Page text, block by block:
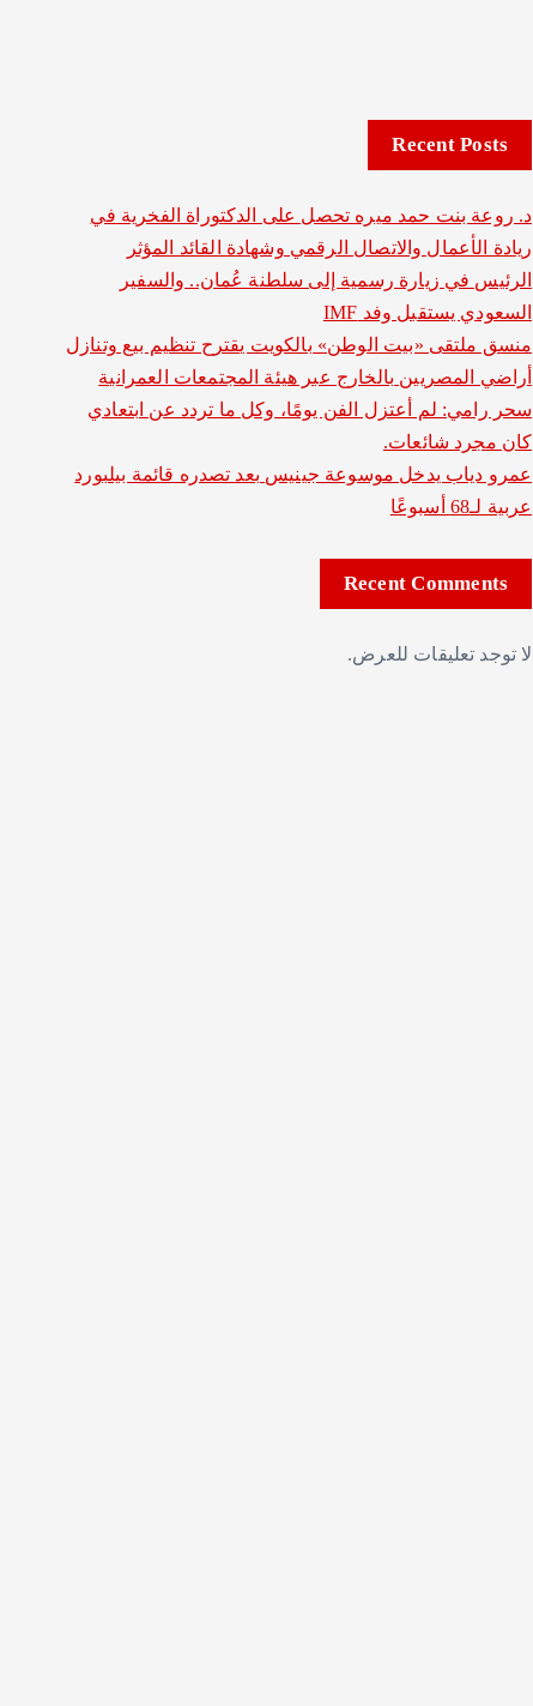
Recent Posts
د. روعة بنت حمد ميره تحصل على الدكتوراة الفخرية في
ريادة الأعمال والاتصال الرقمي وشهادة القائد المؤثر
الرئيس في زيارة رسمية إلى سلطنة عُمان.. والسفير
السعودي يستقبل وفد IMF
منسق ملتقى «بيت الوطن» بالكويت يقترح تنظيم بيع وتنازل
أراضي المصريين بالخارج عبر هيئة المجتمعات العمرانية
سحر رامي: لم أعتزل الفن يومًا، وكل ما تردد عن ابتعادي
كان مجرد شائعات.
عمرو دياب يدخل موسوعة جينيس بعد تصدره قائمة بيلبورد
عربية لـ68 أسبوعًا
Recent Comments
لا توجد تعليقات للعرض.